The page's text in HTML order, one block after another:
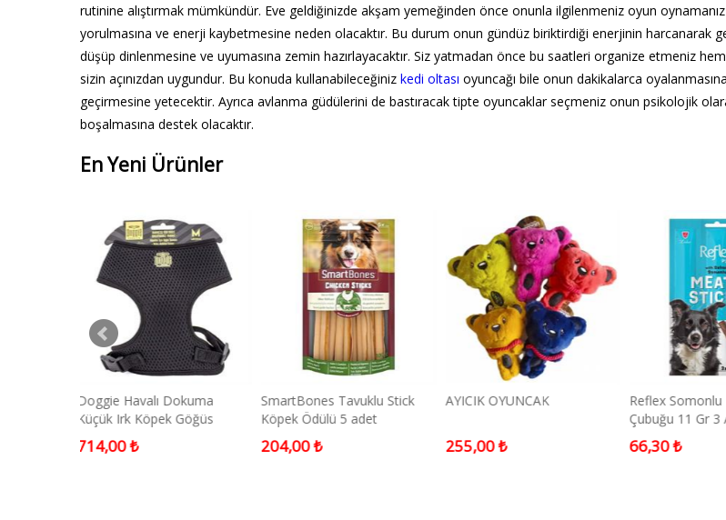
rutinine alıştırmak mümkündür. Eve geldiğinizde akşam yemeğinden önce onunla ilgilenmeniz oyun oynamanız
yorulmasına ve enerji kaybetmesine neden olacaktır. Bu durum onun gündüz biriktirdiği enerjinin harcanarak
düşüp dinlenmesine ve uyumasına zemin hazırlayacaktır. Siz yatmadan önce bu saatleri organize etmeniz
sizin açınızdan uygundur. Bu konuda kullanabileceğiniz kedi oltası oyuncağı bile onun dakikalarca
geçirmesine yetecektir. Ayrıca avlanma güdülerini de bastıracak tipte oyuncaklar seçmeniz onun psikolojik
boşalmasına destek olacaktır.
En Yeni Ürünler
SmartBones Tavuklu Stick
Köpek Ödülü 5 adet
204,00 ₺
AYICIK OYUNCAK
255,00 ₺
Reflex Somonlu Köpek Ödül
66,30 ₺
Doggie Havalı
Köpek Göğüs
Medium
Cm
1.428,00 ₺